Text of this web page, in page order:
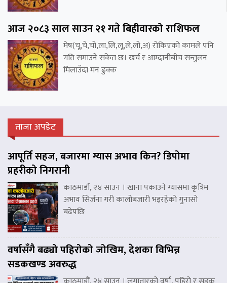
आज २०८३ साल साउन २१ गते बिहीवारको राशिफल
मेष(चू,चे,चो,ला,लि,लू,ले,लो,अ) रोकिएको कामले पनि
गति समाउने संकेत छ। खर्च र आम्दानीबीच सन्तुलन
मिलाउँदा मन ढुक्क
ताजा अपडेट
आपूर्ति सहज, बजारमा ग्यास अभाव किन? डिपोमा
प्रहरीको निगरानी
काठमाडौं, २४ साउन । खाना पकाउने ग्यासमा कृत्रिम
अभाव सिर्जना गरी कालोबजारी भइरहेको गुनासो
बढेपछि
वर्षासँगै बढ्यो पहिरोको जोखिम, देशका विभिन्न
सडकखण्ड अवरुद्ध